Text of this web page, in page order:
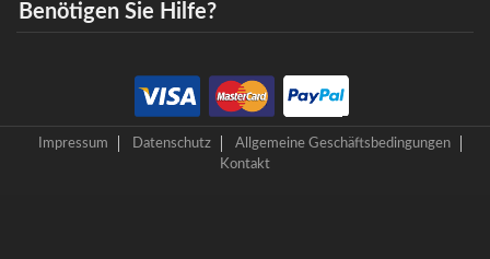
Benötigen Sie Hilfe?
Impressum Datenschutz
Allgemeine Geschäftsbedingungen
Kontakt